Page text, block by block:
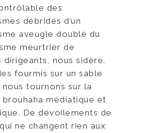
des
débridés d’un
aveugle doublé du
meurtrier de
dirigeants, nous sidère.
fourmis sur un sable
tournons sur la
médiatique et
De dévoilements de
ne changent rien aux